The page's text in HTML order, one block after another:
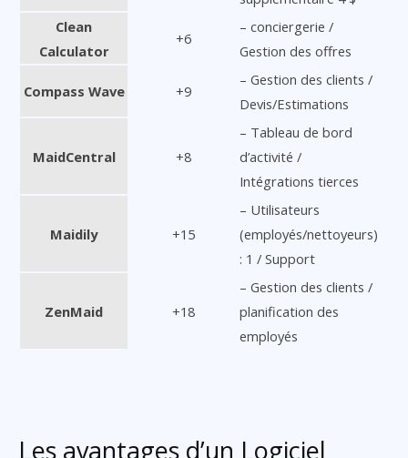
Clean
Calculator
+6
– conciergerie /
Gestion des offres
Compass Wave +9
– Gestion des clients /
Devis/Estimations
MaidCentral +8
– Tableau de bord
d’activité /
Intégrations tierces
Maidily +15
– Utilisateurs
(employés/nettoyeurs)
: 1 / Support
ZenMaid +18
– Gestion des clients /
planification des
employés
Les avantages d’un Logiciel